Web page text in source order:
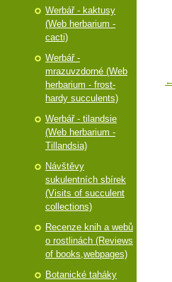
Werbář - kaktusy
(Web herbarium -
cacti)
Werbář -
mrazuvzdorné (Web
herbarium - frost-
hardy succulents)
Werbář - tilandsie
(Web herbarium -
Tillandsia)
Návštěvy
sukulentních sbírek
(Visits of succulent
collections)
Recenze knih a webů
o rostlinách (Reviews
of books,webpages)
Botanické taháky